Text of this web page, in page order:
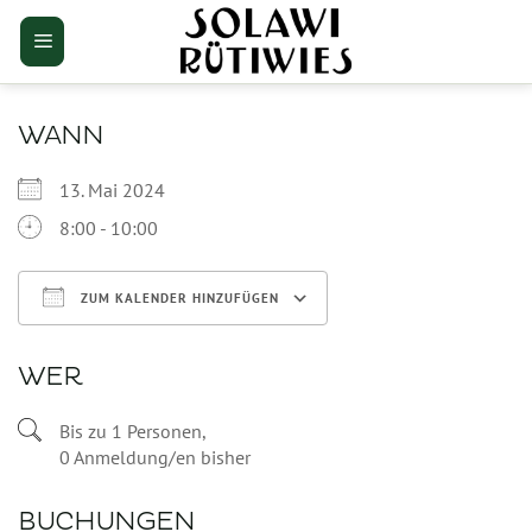
Zum
Inhalt
springen
WANN
13. Mai 2024
8:00 - 10:00
ZUM KALENDER HINZUFÜGEN
WER
Bis zu 1 Personen,
0 Anmeldung/en bisher
BUCHUNGEN